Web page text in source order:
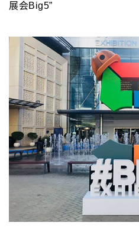
展会Big5”